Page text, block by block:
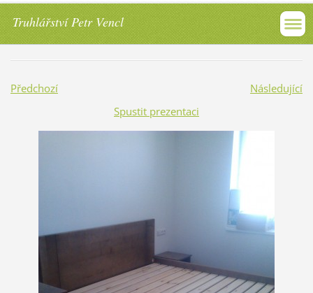
Truhlářství Petr Vencl
Předchozí
Následující
Spustit prezentaci